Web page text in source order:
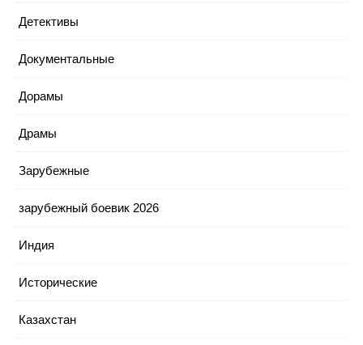
Детективы
Документальные
Дорамы
Драмы
Зарубежные
зарубежный боевик 2026
Индия
Исторические
Казахстан